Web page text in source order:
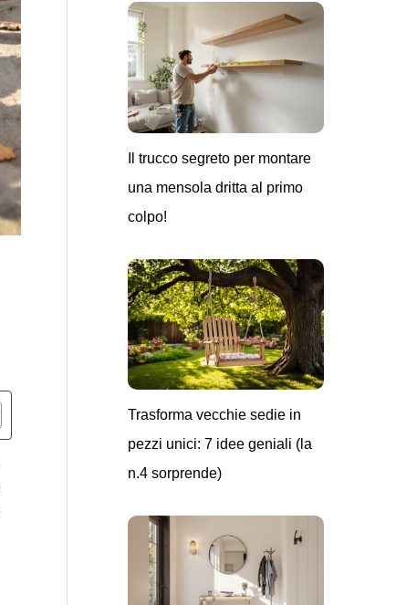
Il trucco segreto per montare
una mensola dritta al primo
colpo!
Trasforma vecchie sedie in
pezzi unici: 7 idee geniali (la
n.4 sorprende)